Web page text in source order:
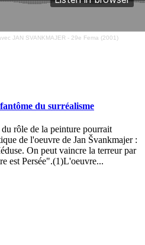
JAN SVANKMAJER - 29e Fema (2001)
du surréalisme
rôle de la peinture pourrait
de l'oeuvre de Jan Švankmajer :
On peut vaincre la terreur par
est Persée".(1)L'oeuvre...